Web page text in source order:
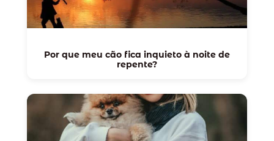
Por que meu cão fica inquieto à noite de
repente?